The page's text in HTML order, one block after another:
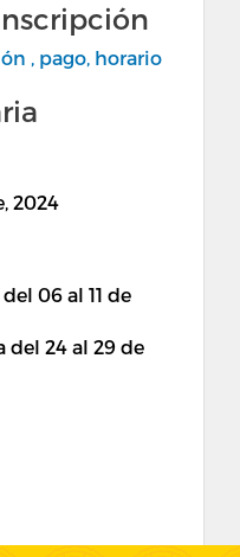
, pago, horario
2024
06 al 11 de
del 24 al 29 de